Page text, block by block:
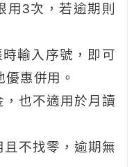
用3次，若逾期則
輸入序號，即可
惠併用。
也不適用於月讀
不找零，逾期無